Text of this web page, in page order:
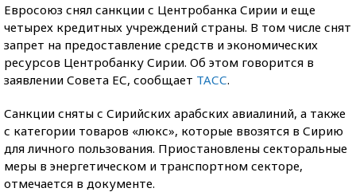
Евросоюз снял санкции с Центробанка Сирии и еще
четырех кредитных учреждений страны. В том числе снят
запрет на предоставление средств и экономических
ресурсов Центробанку Сирии. Об этом говорится в
заявлении Совета ЕС, сообщает ТАСС.
Санкции сняты с Сирийских арабских авиалиний, а также
с категории товаров «люкс», которые ввозятся в Сирию
для личного пользования. Приостановлены секторальные
меры в энергетическом и транспортном секторе,
отмечается в документе.